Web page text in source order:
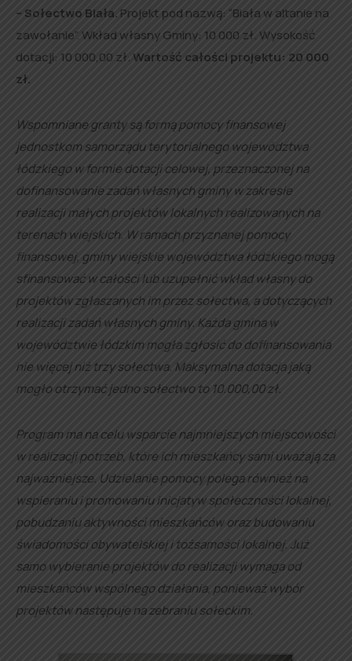
– Sołectwo Biała. Projekt pod nazwą: “Biała w altanie na
zawołanie”. Wkład własny Gminy: 10 000 zł. Wysokość
dotacji: 10 000,00 zł. Wartość całości projektu: 20 000
zł.
Wspomniane granty są formą pomocy finansowej
jednostkom samorządu terytorialnego województwa
łódzkiego w formie dotacji celowej, przeznaczonej na
dofinansowanie zadań własnych gminy w zakresie
realizacji małych projektów lokalnych realizowanych na
terenach wiejskich. W ramach przyznanej pomocy
finansowej, gminy wiejskie województwa łódzkiego mogą
sfinansować w całości lub uzupełnić wkład własny do
projektów zgłaszanych im przez sołectwa, a dotyczących
realizacji zadań własnych gminy. Każda gmina w
województwie łódzkim mogła zgłosić do dofinansowania
nie więcej niż trzy sołectwa. Maksymalna dotacja jaką
mogło otrzymać jedno sołectwo to 10.000,00 zł.
Program ma na celu wsparcie najmniejszych miejscowości
w realizacji potrzeb, które ich mieszkańcy sami uważają za
najważniejsze. Udzielanie pomocy polega również na
wspieraniu i promowaniu inicjatyw społeczności lokalnej,
pobudzaniu aktywności mieszkańców oraz budowaniu
świadomości obywatelskiej i tożsamości lokalnej. Już
samo wybieranie projektów do realizacji wymaga od
mieszkańców wspólnego działania, ponieważ wybór
projektów następuje na zebraniu sołeckim.